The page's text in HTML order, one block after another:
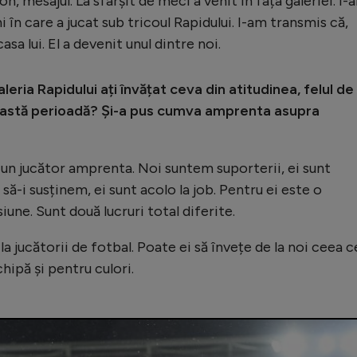
care a jucat sub tricoul Rapidului. I-am transmis că,
lui. El a devenit unul dintre noi.
Rapidului ați învățat ceva din atitudinea, felul de
perioadă? Și-a pus cumva amprenta asupra
jucător amprenta. Noi suntem suporterii, ei sunt
i susținem, ei sunt acolo la job. Pentru ei este o
Sunt două lucruri total diferite.
jucătorii de fotbal. Poate ei să învețe de la noi ceea
și pentru culori.